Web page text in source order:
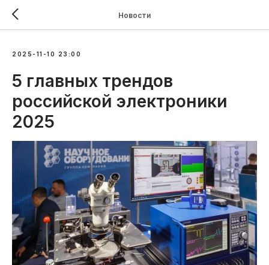
Новости
2025-11-10 23:00
5 главных трендов
российской электроники
2025